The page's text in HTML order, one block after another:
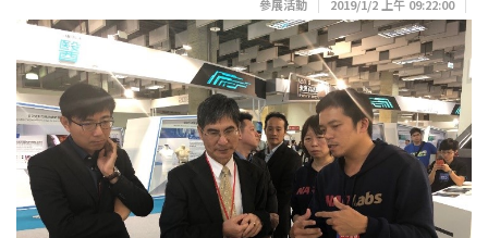
參展活動 2019/1/2 上午 09:22:00